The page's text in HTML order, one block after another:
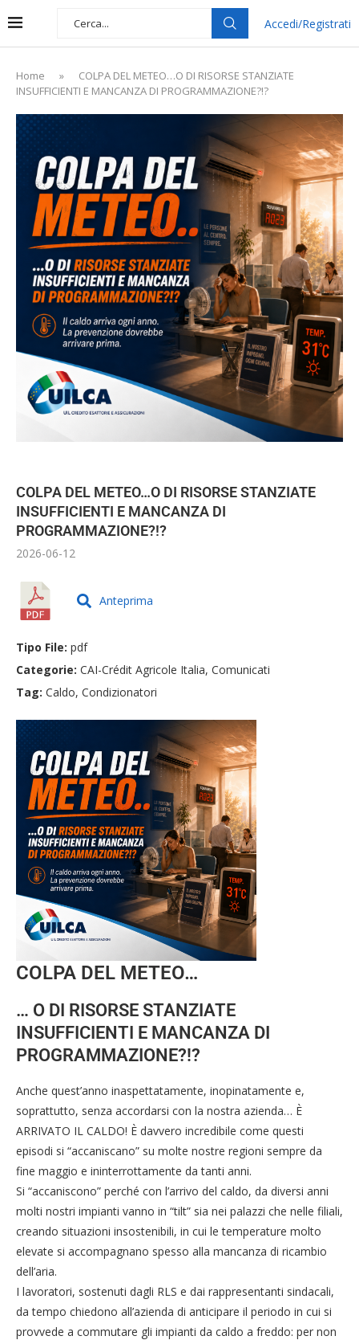
Accedi/Registrati
Home »
COLPA DEL METEO…O DI RISORSE STANZIATE
INSUFFICIENTI E MANCANZA DI PROGRAMMAZIONE?!?
COLPA DEL METEO…O DI RISORSE STANZIATE
INSUFFICIENTI E MANCANZA DI
PROGRAMMAZIONE?!?
2026-06-12
COLPA DEL METEO…
… O DI RISORSE STANZIATE
INSUFFICIENTI E MANCANZA DI
PROGRAMMAZIONE?!?
Anche quest’anno inaspettatamente, inopinatamente e,
soprattutto, senza accordarsi con la nostra azienda… È
ARRIVATO IL CALDO! È davvero incredibile come questi
episodi si “accaniscano” su molte nostre regioni sempre da
fine maggio e ininterrottamente da tanti anni.
Si “accaniscono” perché con l’arrivo del caldo, da diversi anni
molti nostri impianti vanno in “tilt” sia nei palazzi che nelle filiali,
creando situazioni insostenibili, in cui le temperature molto
elevate si accompagnano spesso alla mancanza di ricambio
dell’aria.
I lavoratori, sostenuti dagli RLS e dai rappresentanti sindacali,
da tempo chiedono all’azienda di anticipare il periodo in cui si
provvede a commutare gli impianti da caldo a freddo: per non
Anteprima
Tipo File: pdf
Categorie: CAI-Crédit Agricole Italia, Comunicati
Tag: Caldo, Condizionatori